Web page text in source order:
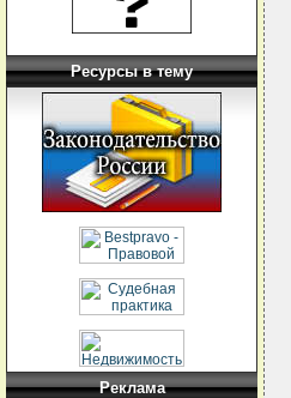
Ресурсы в тему
Реклама